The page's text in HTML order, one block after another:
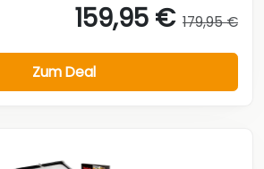
159,95 € 179,95 €
Zum Deal